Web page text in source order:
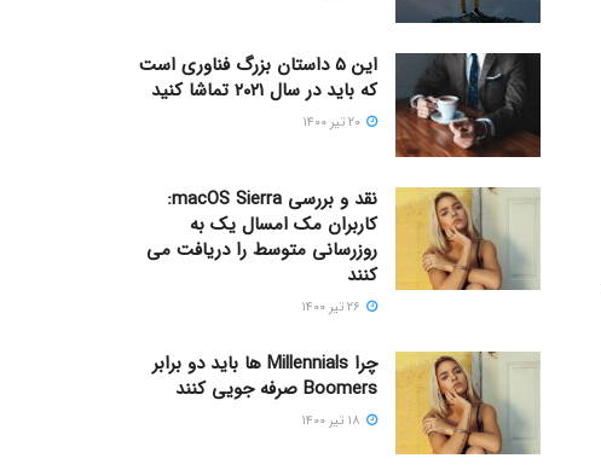
این ۵ داستان بزرگ فناوری است
که باید در سال ۲۰۲۱ تماشا کنید
نقد و بررسی macOS Sierra:
کاربران مک امسال یک به
روزرسانی متوسط را دریافت می
کنند
چرا Millennials ها باید دو برابر
Boomers صرفه جویی کنند